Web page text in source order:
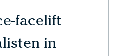
facelift
in